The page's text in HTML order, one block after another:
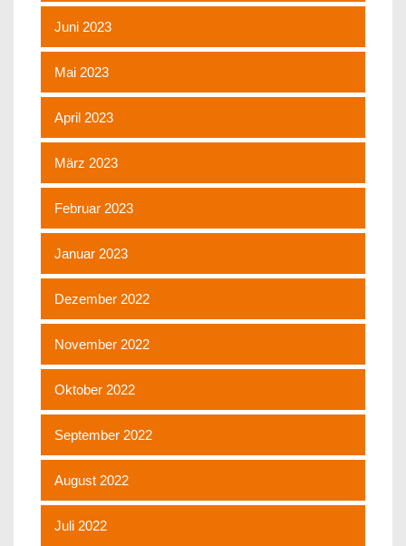
Juni 2023
Mai 2023
April 2023
März 2023
Februar 2023
Januar 2023
Dezember 2022
November 2022
Oktober 2022
September 2022
August 2022
Juli 2022